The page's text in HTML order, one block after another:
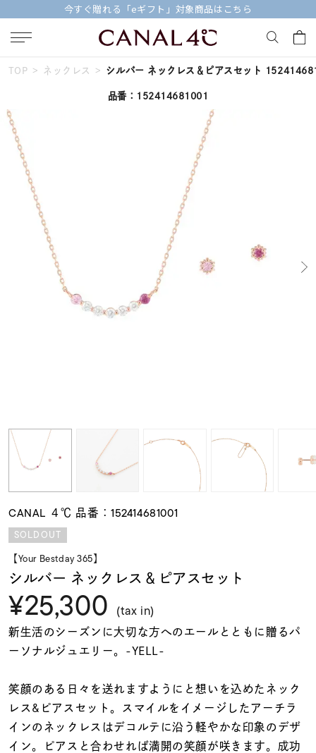
今すぐ贈れる「eギフト」対象商品はこちら
キーワードで検索する
人気検索キーワード
#ペア
#ダイヤモンド ネックレス #eギフト
ブランド Canal４℃
カテゴリー
誕生石
石の色
ファッションテイス
ト
着用シーン
レディース
リングサイズ
TOP ネックレス シルバー ネックレス＆ピアスセット
品番：152414681001
CANAL ４℃ 品番：152414681001
SOLDOUT
【Your Bestday 365】
シルバー ネックレス＆ピアスセット
¥25,300 (tax in)
新生活のシーズンに大切な方へのエールとともに贈るパ
ーソナルジュエリー。-YELL-
笑顔のある日々を送れますようにと想いを込めたネック
レス&ピアスセット。スマイルをイメージしたアーチラ
インのネックレスはデコルテに沿う軽やかな印象のデザ
イン。ピアスと合わせれば満開の笑顔が咲きます。成功